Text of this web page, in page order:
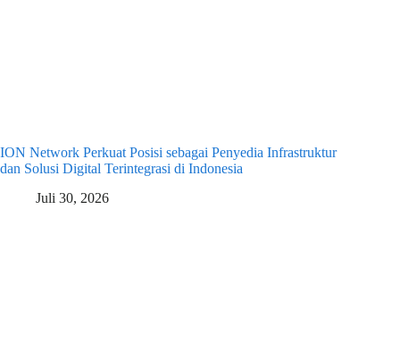
ION Network Perkuat Posisi sebagai Penyedia Infrastruktur
dan Solusi Digital Terintegrasi di Indonesia
Juli 30, 2026